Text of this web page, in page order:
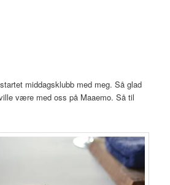
middagsklubb med meg. Så glad
være med oss på Maaemo. Så til